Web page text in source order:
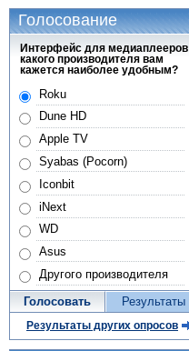
Голосование
Интерфейс для медиаплееров
какого производителя вам
кажется наиболее удобным?
Roku
Dune HD
Apple TV
Syabas (Pocorn)
Iconbit
iNext
WD
Asus
Другого производителя
Голосовать Результаты
Результаты других опросов